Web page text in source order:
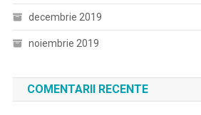
decembrie 2019
noiembrie 2019
COMENTARII RECENTE